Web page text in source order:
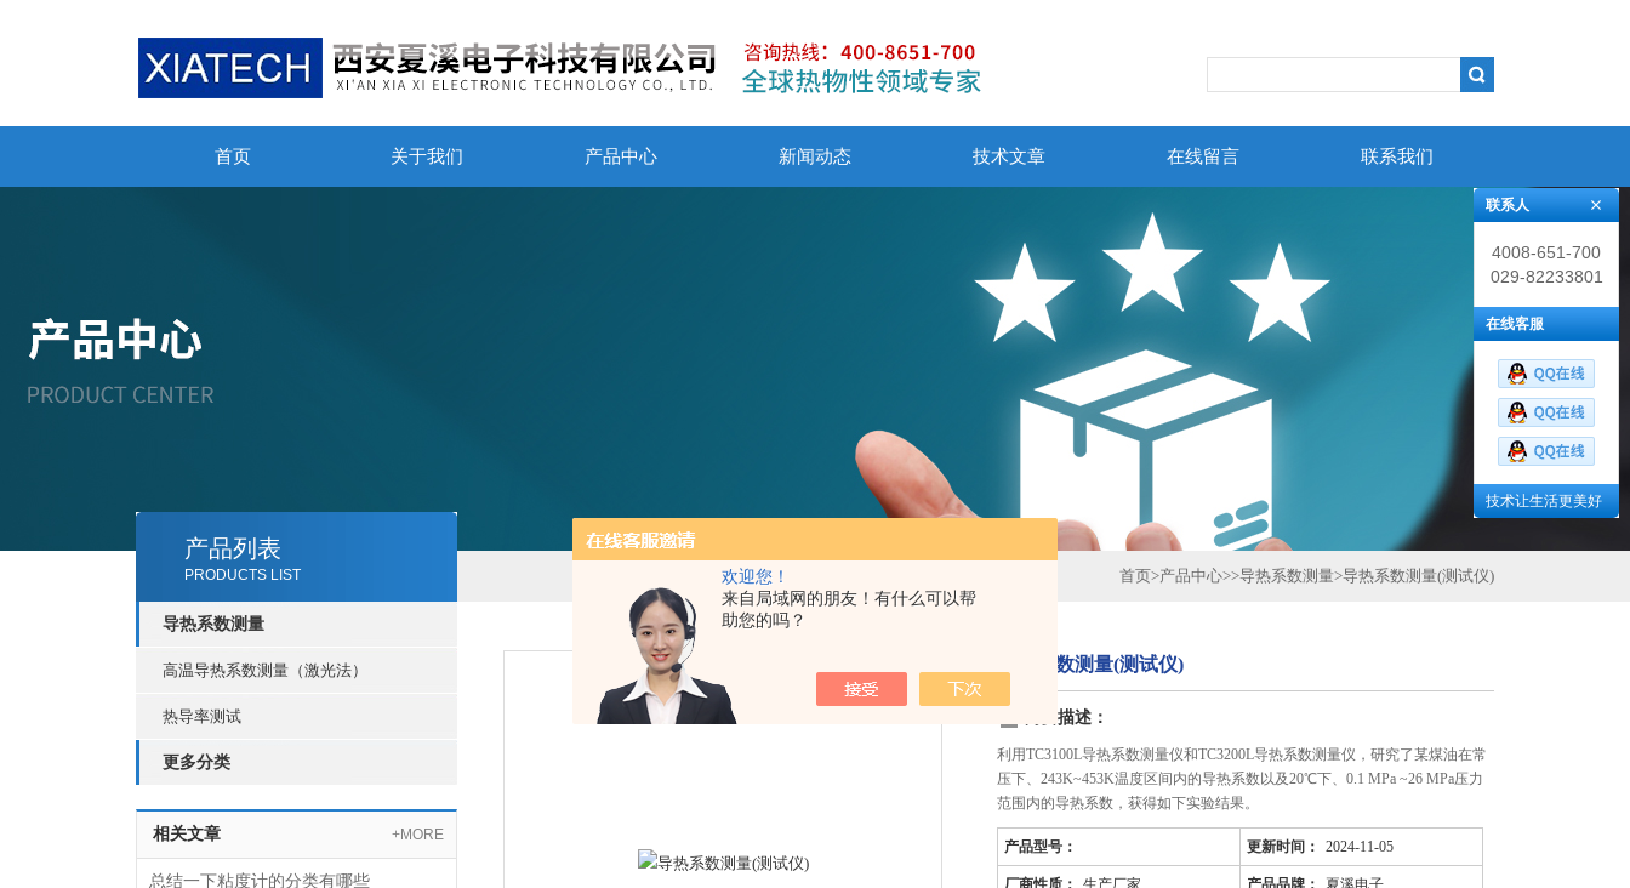
欢迎您！
来自局域网的朋友！有什么可以帮
助您的吗？
首页 关于我们 产品中心 新闻动态 技术文章 在线留言 联系我们
产品列表
PRODUCTS LIST
导热系数测量
高温导热系数测量（激光法）
热导率测试
更多分类
相关文章 +MORE
总结一下粘度计的分类有哪些
首页>产品中心>>导热系数测量>导热系数测量(测试仪)
导热系数测量(测试仪)
简要描述：
利用TC3100L导热系数测量仪和TC3200L导热系数测量仪，研究了某煤油在常
压下、243K~453K温度区间内的导热系数以及20℃下、0.1 MPa ~26 MPa压力
范围内的导热系数，获得如下实验结果。
产品型号： 更新时间： 2024-11-05
厂商性质： 生产厂家 产品品牌： 夏溪电子
联系人
4008-651-700
029-82233801
在线客服
技术让生活更美好